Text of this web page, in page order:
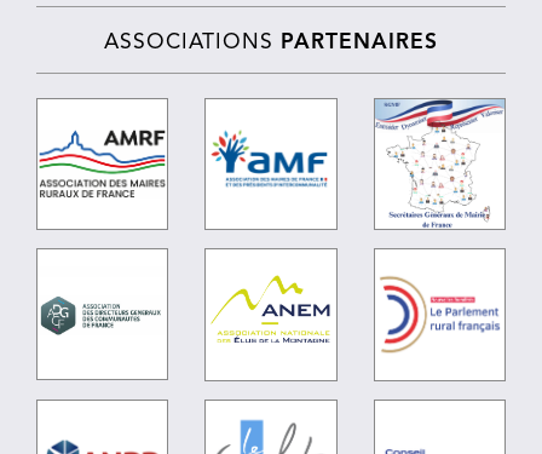
ASSOCIATIONS PARTENAIRES